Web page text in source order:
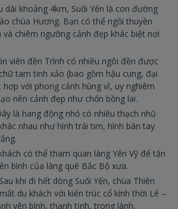
dài khoảng 4km, Suối Yến là con đường
chùa Hương. Bạn có thể ngồi thuyền
và chiêm ngưỡng cảnh đẹp khác biệt nơi
viên đền Trình có nhiều ngôi đền được
tam tinh xảo (bao gồm hậu cung, đại
với phong cảnh hùng vĩ, uy nghiêm
nên cảnh đẹp như chốn bồng lai.
là hang động nhỏ có nhiều thạch nhũ
nhau như hình trái tim, hình bàn tay
có thể tham quan làng Yến Vỹ để tận
bình của làng quê Bắc Bộ xưa.
Sau khi đi hết dòng Suối Yến, chùa Thiên
du khách với kiến trúc cổ kính thời Lê –
yên bình, thanh tịnh, trong lành.